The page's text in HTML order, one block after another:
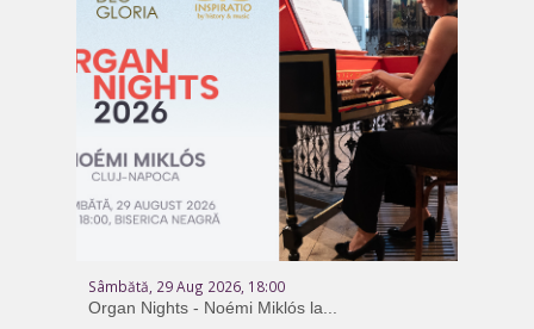
Sâmbătă, 29 Aug 2026, 18:00
Organ Nights - Noémi Miklós la...